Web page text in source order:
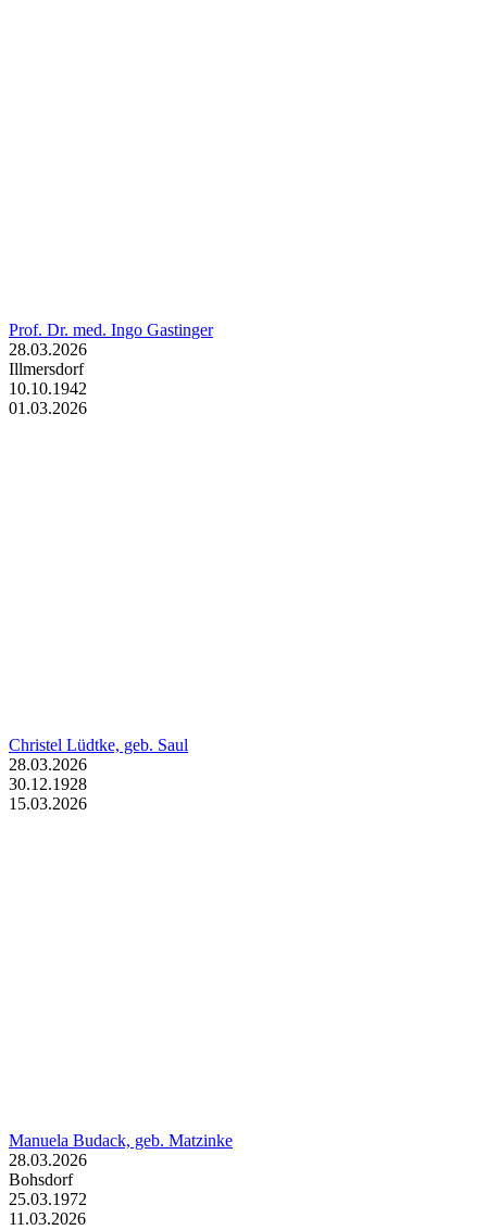
Prof. Dr. med. Ingo Gastinger
28.03.2026
Illmersdorf
10.10.1942
01.03.2026
Christel Lüdtke, geb. Saul
28.03.2026
30.12.1928
15.03.2026
Manuela Budack, geb. Matzinke
28.03.2026
Bohsdorf
25.03.1972
11.03.2026